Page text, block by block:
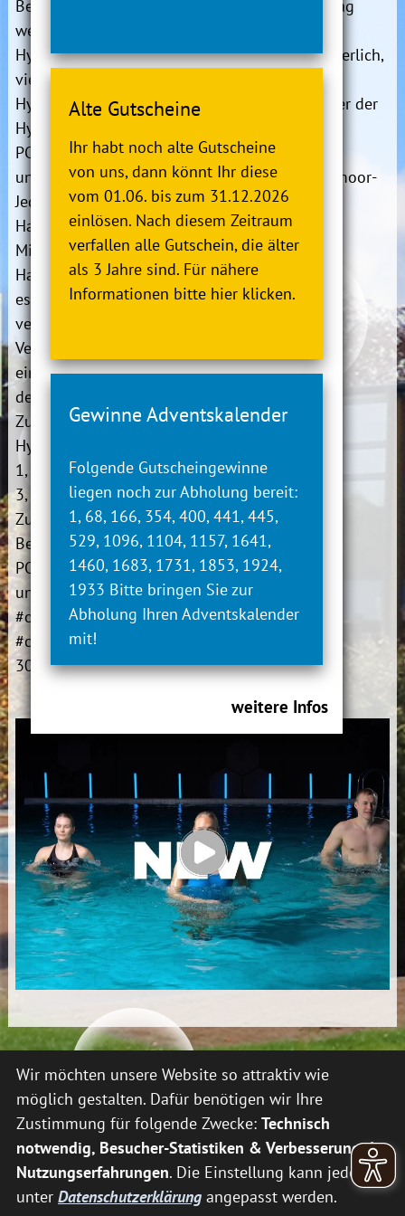
Alte Gutscheine
Ihr habt noch alte Gutscheine
von uns, dann könnt Ihr diese
vom 01.06. bis zum 31.12.2026
einlösen. Nach diesem Zeitraum
verfallen alle Gutschein, die älter
als 3 Jahre sind. Für nähere
Informationen bitte hier klicken.
Gewinne Adventskalender
Folgende Gutscheingewinne
liegen noch zur Abholung bereit:
1, 68, 166, 354, 400, 441, 445,
529, 1096, 1104, 1157, 1641,
1460, 1683, 1731, 1853, 1924,
1933 Bitte bringen Sie zur
Abholung Ihren Adventskalender
mit!
weitere Infos
Beckenrand präsentiert
werden.
Hydrohex bietet derzeit
vier Kursarten an:
Hydrohex CARDIO,
Hydrohex
POWER,Hydrohex MOVE
und Hydrohex BEAT.
Jede Kursart umfasst die
Hauptkurse von 45
Minuten. Für jeden
Hauptkurs gibt
es
außerdem zwei
verkürzte 30-Minuten-
Versionen, die sich auf
einen bestimmtenAspekt
des Kurses konzentrieren.
Zum Beispiel umfasst
Hydrohex POWER POWER
1, POWER 2 und POWER
3, jeweils45 Minuten.
Zusätzlich wird zum
Beispiel Hydrohex
POWER 2 weiter
unterteilt inPOWER 2
#circuit und POWER 2
#challenge, jeweils etwa
30 Minuten.
Sonntag
Anmeldung:erforderlich,
unter der
04745 94330 oder
per E-Mail: info@moor-
therme.de
Tourismus, Kur und Freizeit
GmbH Bederkesa
Berghorn 13
27624 Geestland
04745 9433-0
Unsere Zertifizierungen:
Wir möchten unsere Website so attraktiv wie
möglich gestalten. Dafür benötigen wir Ihre
Zustimmung für folgende Zwecke: Technisch
notwendig, Besucher-Statistiken & Verbesserung der
Nutzungserfahrungen. Die Einstellung kann jederzeit
unter Datenschutzerklärung angepasst werden.